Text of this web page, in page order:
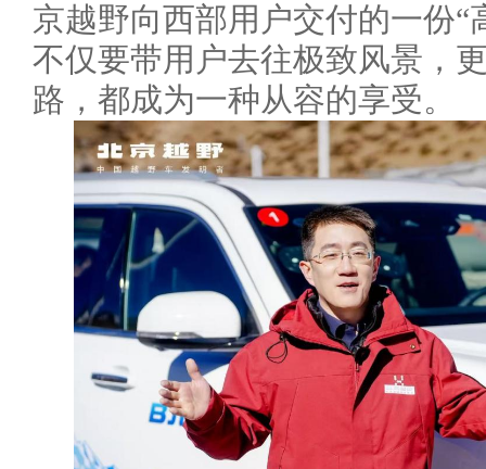
京越野向西部用户交付的一份“
不仅要带用户去往极致风景，
路，都成为一种从容的享受。